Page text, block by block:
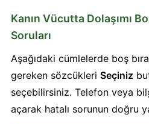
Kanın Vücutta Dolaşımı
Soruları
Aşağıdaki cümlelerde boş
gereken sözcükleri Seçiniz
seçebilirsiniz. Telefon veya
açarak hatalı sorunun doğru